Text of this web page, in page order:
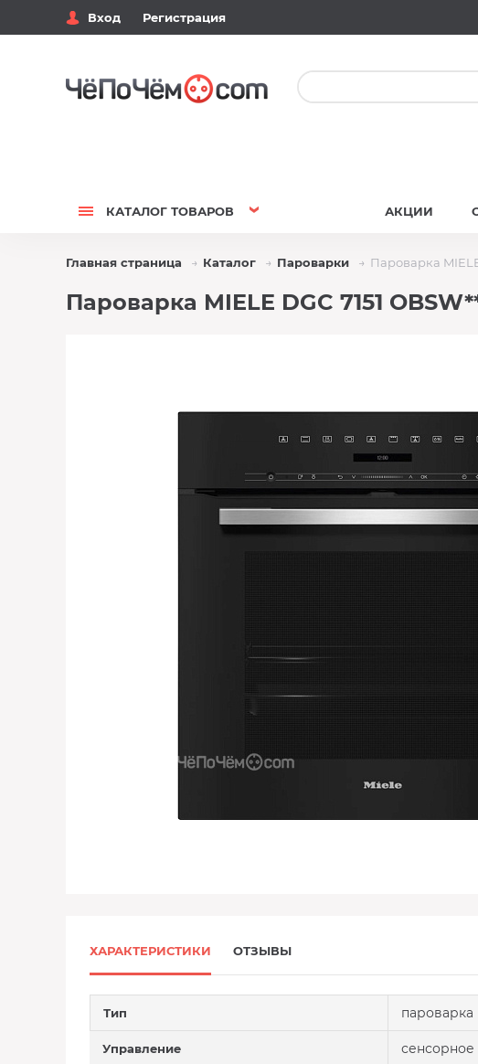
Вход Регистрация
КАТАЛОГ ТОВАРОВ АКЦИИ
Главная страница Каталог Пароварки Пароварка
Пароварка MIELE DGC 7151
ХАРАКТЕРИСТИКИ ОТЗЫВЫ
Тип пароварка
Управление сенсорное